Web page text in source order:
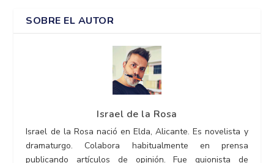
SOBRE EL AUTOR
Israel de la Rosa
Israel de la Rosa nació en Elda, Alicante. Es novelista y
dramaturgo. Colabora habitualmente en prensa
publicando artículos de opinión. Fue guionista de